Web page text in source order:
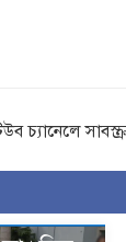
চ্যানেলে